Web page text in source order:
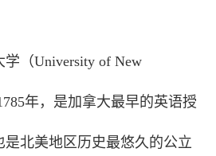
（University of New
年，是加拿大最早的英语授
北美地区历史最悠久的公立